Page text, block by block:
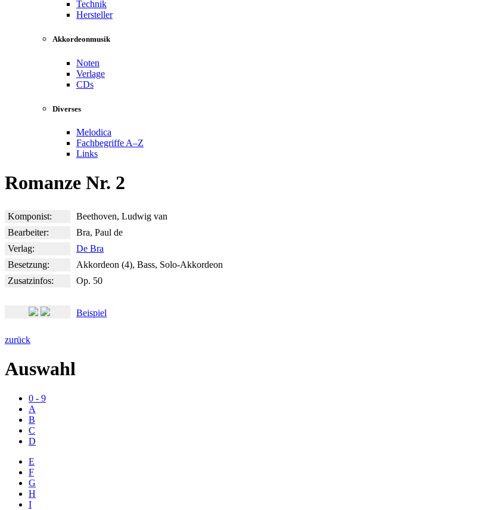
Technik
Hersteller
Akkordeonmusik
Noten
Verlage
CDs
Diverses
Melodica
Fachbegriffe A–Z
Links
Romanze Nr. 2
Komponist:
Beethoven, Ludwig van
Bearbeiter:
Bra, Paul de
Verlag:
De Bra
Besetzung:
Akkordeon (4), Bass, Solo-Akkordeon
Zusatzinfos:
Op. 50
Beispiel
zurück
Auswahl
0 - 9
A
B
C
D
E
F
G
H
I